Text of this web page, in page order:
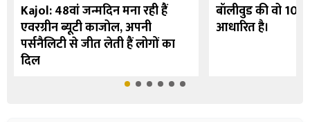
Kajol: 48वां जन्मदिन मना रही हैं
एवरग्रीन ब्यूटी काजोल, अपनी
पर्सनैलिटी से जीत लेती हैं लोगों का
दिल
बॉलीवुड की वो 10
आधारित है।